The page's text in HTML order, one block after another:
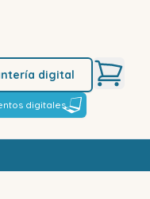
digital
digitales